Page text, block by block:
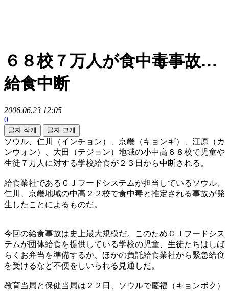
６８校７万人が食中毒事故…
給食中断
2006.06.23 12:05
0
글자 작게 글자 크게
ソウル、仁川（インチョン）、京畿（キョンギ）、江原（カ
ンウォン）、大田（テジョン）地域の小中高６８校で児童や
生徒７万人に対する学校給食が２３日から中断される。
給食業社であるＣＪフードシステムが担当しているソウル、
仁川、京畿地域の中高２２校で食中毒と推定される事故が発
生したことによるものだ。
今回の給食事故は史上最大規模だ。このためＣＪフードシス
テムが団体給食を提供している学校の児童、生徒たちはしば
らくお弁当を準備するか、ほかの負託給食業社から緊急給食
を受けるなど不便をしいられる見通しだ。
教育当局と保健当局は２２日、ソウルで慶福（キョンボク）